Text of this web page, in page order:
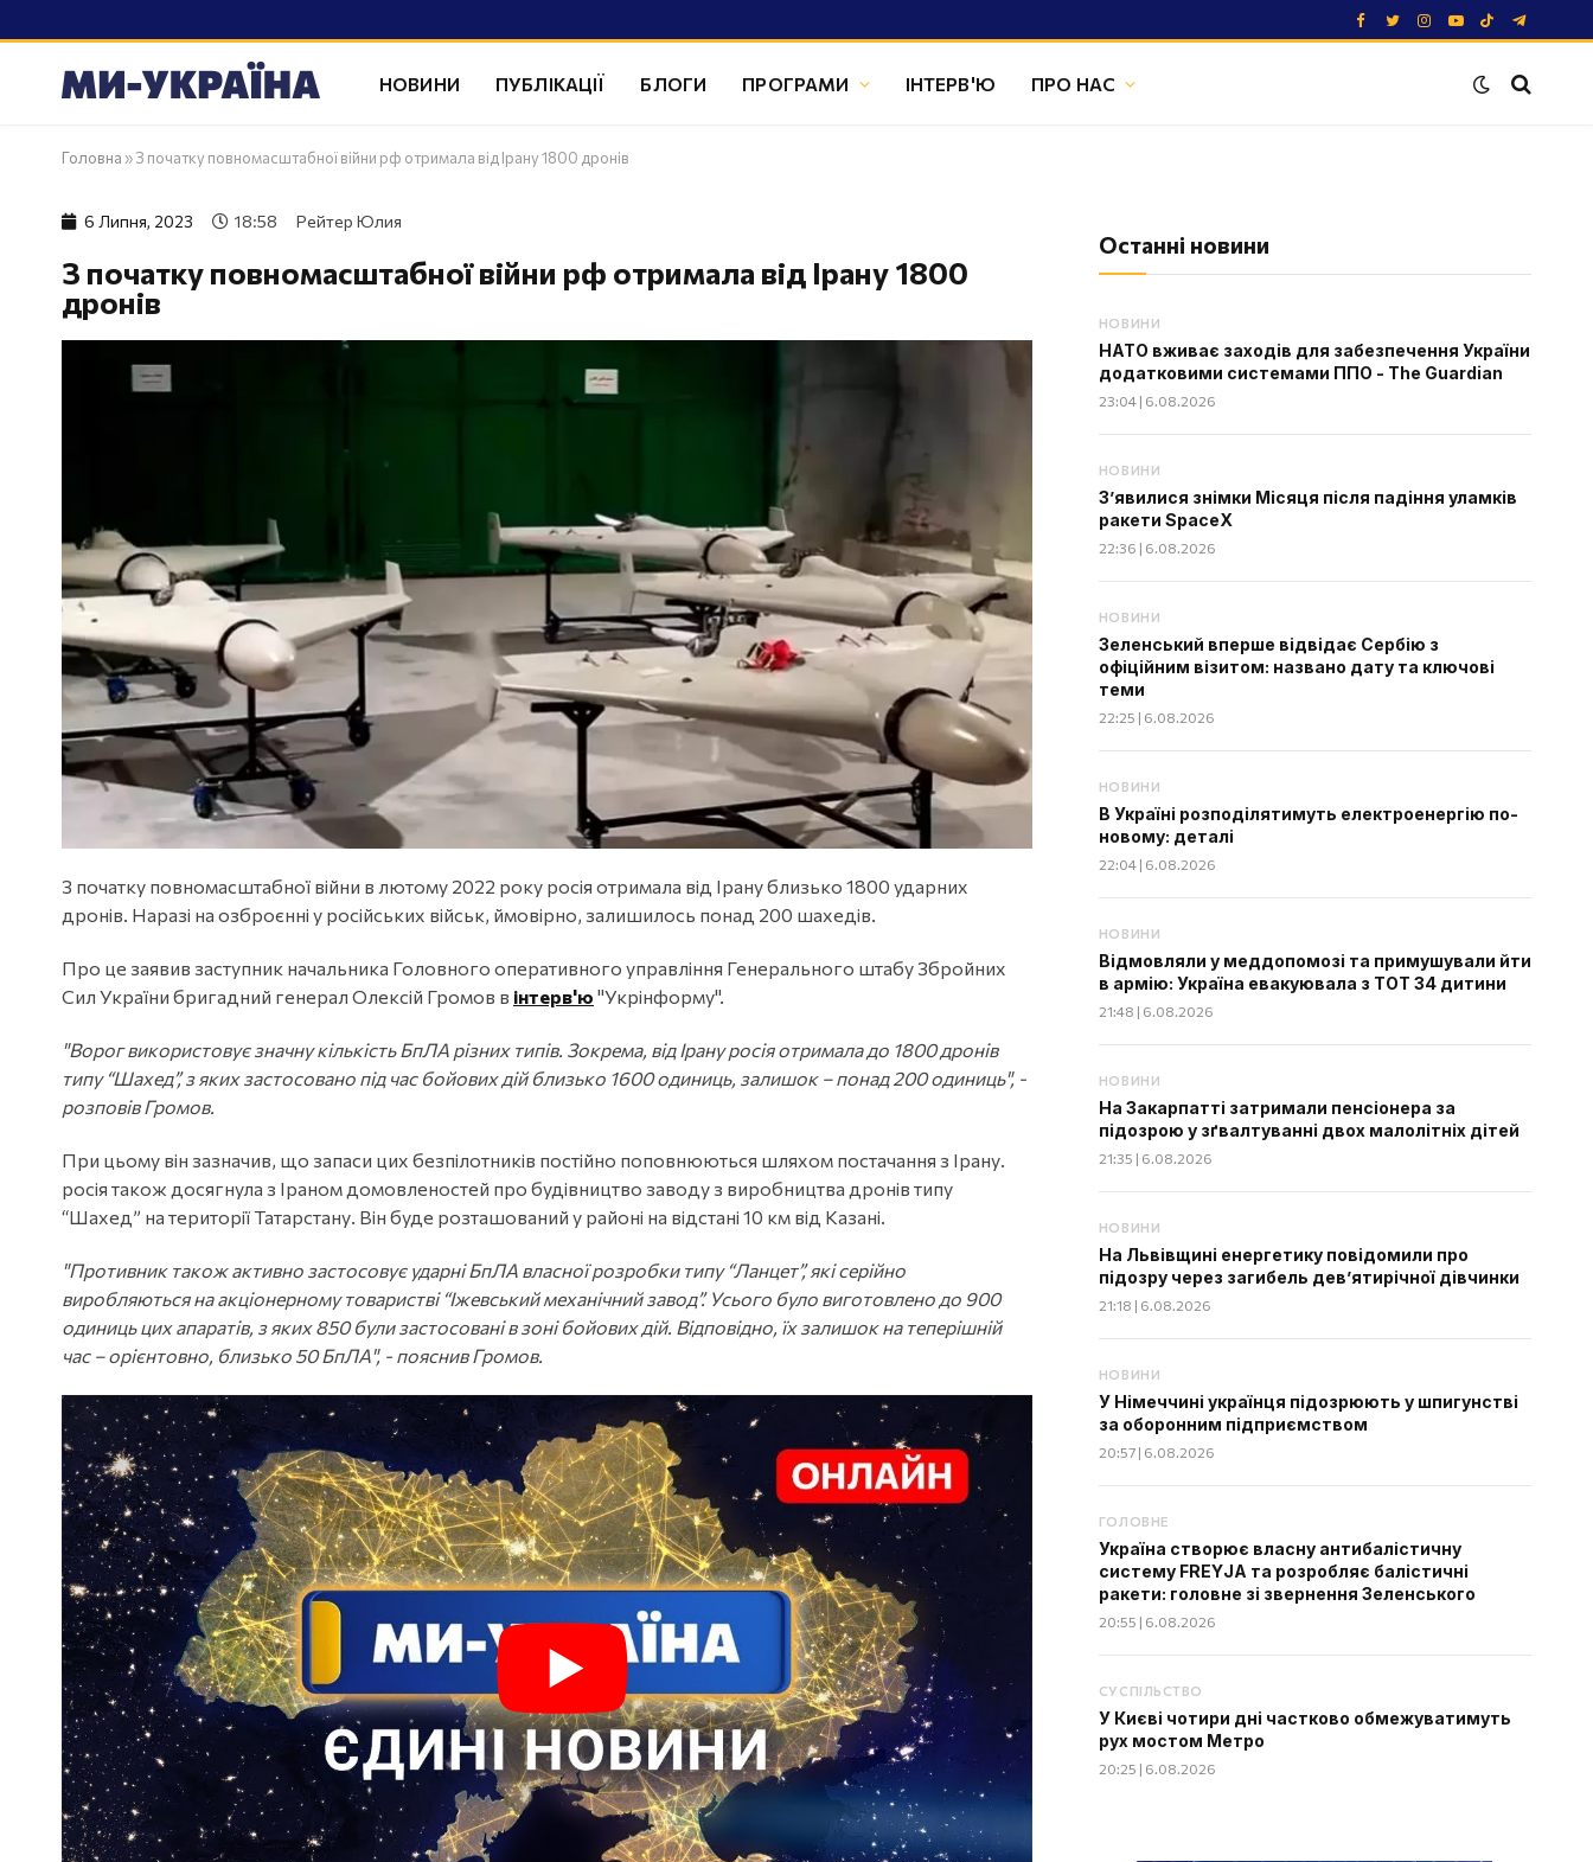
Facebook
TwitterInstagram
YouTube
TikTokTelegram
НОВИНИ ПУБЛІКАЦІЇ БЛОГИ ПРОГРАМИ ІНТЕРВ'Ю ПРО НАС
Головна »З початку повномасштабної війни рф отримала від Ірану 1800 дронів
6 Липня, 2023 18:58 Рейтер Юлия
З початку повномасштабної війни рф отримала від Ірану 1800
дронів
З початку повномасштабної війни в лютому 2022 року росія отримала від Ірану близько 1800 ударних
дронів. Наразі на озброєнні у російських військ, ймовірно, залишилось понад 200 шахедів.
Про це заявив заступник начальника Головного оперативного управління Генерального штабу Збройних
Сил України бригадний генерал Олексій Громов в інтерв'ю "Укрінформу".
"Ворог використовує значну кількість БпЛА різних типів. Зокрема, від Ірану росія отримала до 1800 дронів
типу “Шахед”, з яких застосовано під час бойових дій близько 1600 одиниць, залишок – понад 200 одиниць", -
розповів Громов.
При цьому він зазначив, що запаси цих безпілотників постійно поповнюються шляхом постачання з Ірану.
росія також досягнула з Іраном домовленостей про будівництво заводу з виробництва дронів типу
“Шахед” на території Татарстану. Він буде розташований у районі на відстані 10 км від Казані.
"Противник також активно застосовує ударні БпЛА власної розробки типу “Ланцет”, які серійно
виробляються на акціонерному товаристві “Іжевський механічний завод”. Усього було виготовлено до 900
одиниць цих апаратів, з яких 850 були застосовані в зоні бойових дій. Відповідно, їх залишок на теперішній
час – орієнтовно, близько 50 БпЛА", - пояснив Громов.
Останні новини
НОВИНИ
НАТО вживає заходів для забезпечення України
додатковими системами ППО - The Guardian
23:04 | 6.08.2026
НОВИНИ
З’явилися знімки Місяця після падіння уламків
ракети SpaceX
22:36 | 6.08.2026
НОВИНИ
Зеленський вперше відвідає Сербію з
офіційним візитом: названо дату та ключові
теми
22:25 | 6.08.2026
НОВИНИ
В Україні розподілятимуть електроенергію по-
новому: деталі
22:04 | 6.08.2026
НОВИНИ
Відмовляли у меддопомозі та примушували йти
в армію: Україна евакуювала з ТОТ 34 дитини
21:48 | 6.08.2026
НОВИНИ
На Закарпатті затримали пенсіонера за
підозрою у зґвалтуванні двох малолітніх дітей
21:35 | 6.08.2026
НОВИНИ
На Львівщині енергетику повідомили про
підозру через загибель дев’ятирічної дівчинки
21:18 | 6.08.2026
НОВИНИ
У Німеччині українця підозрюють у шпигунстві
за оборонним підприємством
20:57 | 6.08.2026
ГОЛОВНЕ
Україна створює власну антибалістичну
систему FREYJA та розробляє балістичні
ракети: головне зі звернення Зеленського
20:55 | 6.08.2026
СУСПІЛЬСТВО
У Києві чотири дні частково обмежуватимуть
рух мостом Метро
20:25 | 6.08.2026